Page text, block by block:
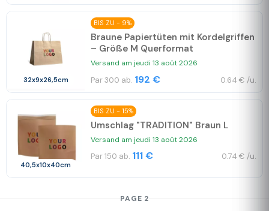
32x9x26,5cm
BIS ZU - 9%
Braune Papiertüten mit Kordelgriffen
– Größe M Querformat
Versand am jeudi 13 août 2026
Par 300 ab. 192 € 0.64 € /u.
40,5x10x40cm
BIS ZU - 15%
Umschlag "TRADITION" Braun L
Versand am jeudi 13 août 2026
Par 150 ab. 111 € 0.74 € /u.
PAGE 2